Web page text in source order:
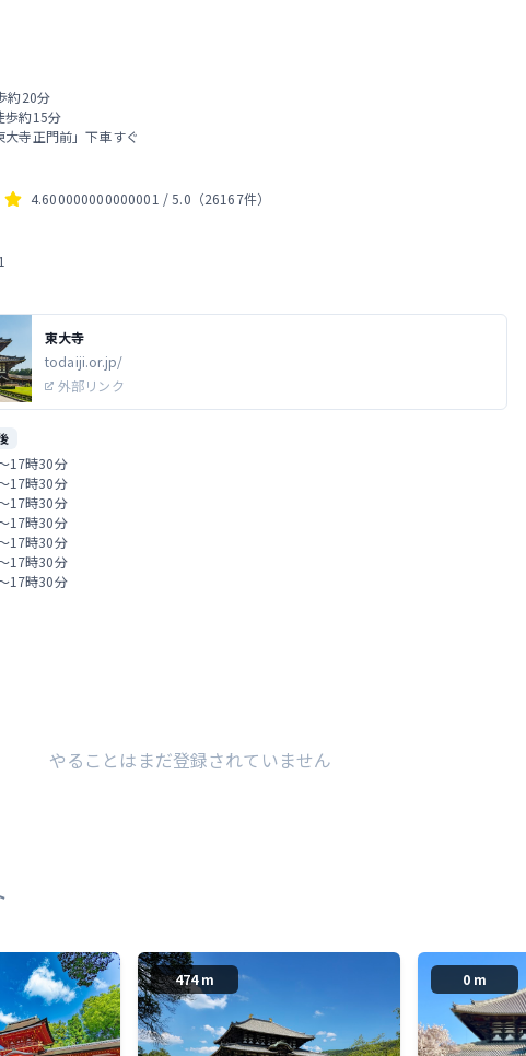
約20分
歩約15分
寺正門前」下車すぐ
4.600000000000001 / 5.0 （26167件）
東大寺
todaiji.or.jp/
外部リンク
17時30分
17時30分
17時30分
17時30分
17時30分
17時30分
17時30分
やることはまだ登録されていません
474 m 0 m